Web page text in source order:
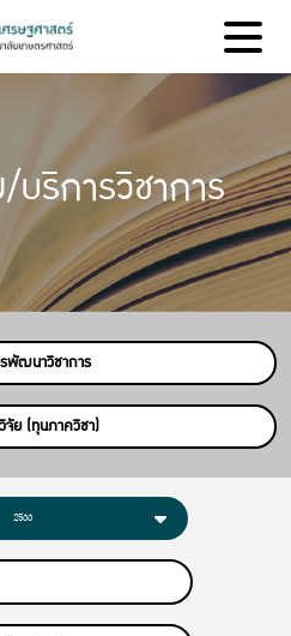
บริการวิชาการ
พัฒนาวิชาการ
จัย (ทุนภาควิชา)
2566